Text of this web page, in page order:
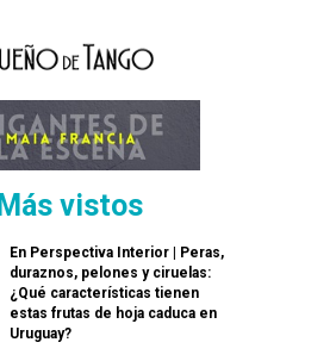
Más vistos
En Perspectiva Interior | Peras,
duraznos, pelones y ciruelas:
¿Qué características tienen
estas frutas de hoja caduca en
Uruguay?